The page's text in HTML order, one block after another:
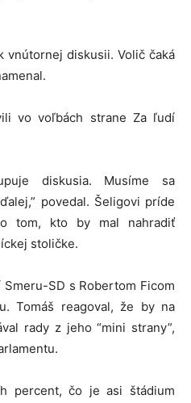
vnútornej diskusii. Volič čaká
vo voľbách strane Za ľudí
diskusia. Musíme sa
povedal. Šeligovi príde
tom, kto by mal nahradiť
stoličke.
SD s Robertom Ficom
Tomáš reagoval, že by na
rady z jeho “mini strany”,
percent, čo je asi štádium